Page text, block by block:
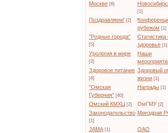
Москве [6]
[1]
Поздравляем! [2]
рубежом [1]
"Родные города"
[5]
Статистика
здоровье [1]
Урология в мире
[2]
Наши
Здоровое питание
[4]
Здоровый
жизни [1]
"Омская
Губерния" [40]
Награды [1]
Омский КМХЦ [2] ОмГМУ [2]
Законодательство
[1]
Минздрав
JAMA [1]
ОАО